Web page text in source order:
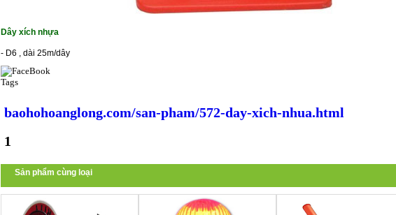
Dây xích nhựa
- D6 , dài 25m/dây
Tags
baohohoanglong.com/san-pham/572-day-xich-nhua.html
1
Sản phẩm cùng loại